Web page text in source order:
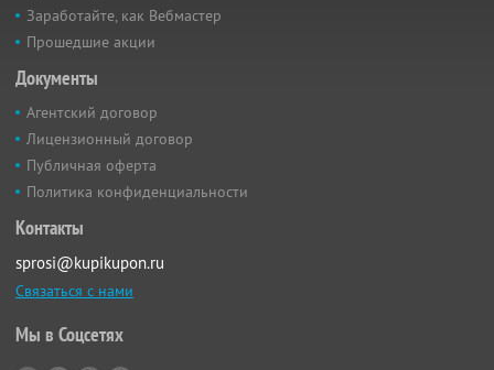
Заработайте, как Вебмастер
Прошедшие акции
Документы
Агентский договор
Лицензионный договор
Публичная оферта
Политика конфиденциальности
Контакты
sprosi@kupikupon.ru
Связаться с нами
Мы в Соцсетях